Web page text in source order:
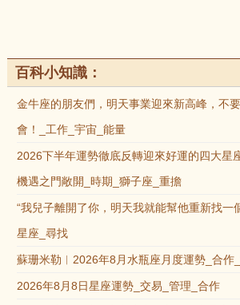
百科小知識：
金牛座的朋友們，明天事業迎來新高峰，不
會！_工作_宇宙_能量
2026下半年運勢徹底反轉迎來好運的四大星
機遇之門敞開_時期_獅子座_重擔
“我兒子離開了你，明天我就能幫他重新找一
星座_尋找
蘇珊米勒︱2026年8月水瓶座月度運勢_合作
2026年8月8日星座運勢_交易_管理_合作